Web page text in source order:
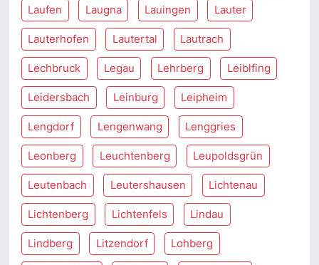
Laufen Laugna Lauingen Lauter
Lauterhofen Lautertal Lautrach
Lechbruck Legau Lehrberg Leiblfing
Leidersbach Leinburg Leipheim
Lengdorf Lengenwang Lenggries
Leonberg Leuchtenberg Leupoldsgrün
Leutenbach Leutershausen Lichtenau
Lichtenberg Lichtenfels Lindau
Lindberg Litzendorf Lohberg